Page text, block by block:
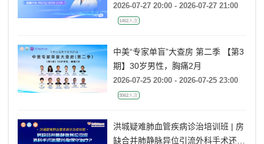
2026-07-27 20:00 - 2026-07-27 21:00
1462人次
中美“专家单盲”大查房 第二季 【第3
期】30岁男性，胸痛2月
2026-07-25 20:00 - 2026-07-25 23:00
3062人次
洪城疑难肺血管疾病诊治培训班 | 房
缺合并肺静脉异位引流外科手术还是